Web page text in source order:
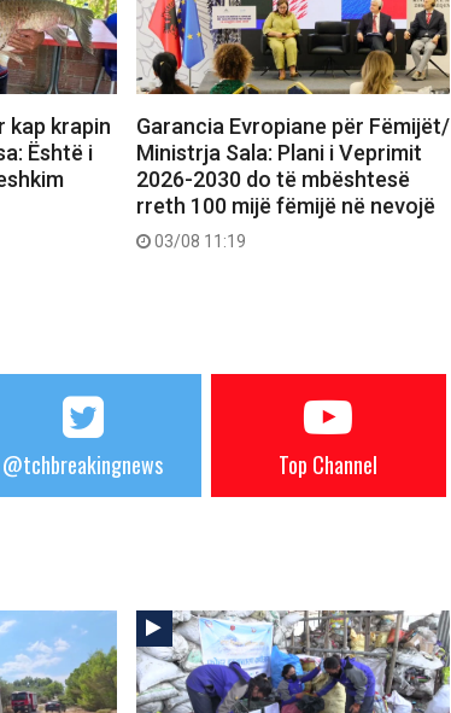
kap krapin
Është i
Garancia Evropiane për Fëmijët/
Ministrja Sala: Plani i Veprimit
2026-2030 do të mbështesë
rreth 100 mijë fëmijë në nevojë
03/08 11:19
@tchbreakingnews Top Channel